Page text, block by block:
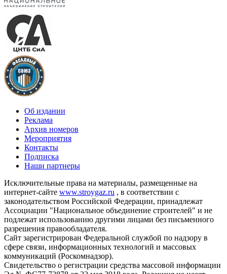
Об издании
Реклама
Архив номеров
Мероприятия
Контакты
Подписка
Наши партнеры
Исключительные права на материалы, размещенные на
интернет-сайте www.stroygaz.ru , в соответствии с
законодательством Российской Федерации, принадлежат
Ассоциации "Национальное объединение строителей" и не
подлежат использованию другими лицами без письменного
разрешения правообладателя.
Сайт зарегистрирован Федеральной службой по надзору в
сфере связи, информационных технологий и массовых
коммуникаций (Роскомнадзор).
Свидетельство о регистрации средства массовой информации